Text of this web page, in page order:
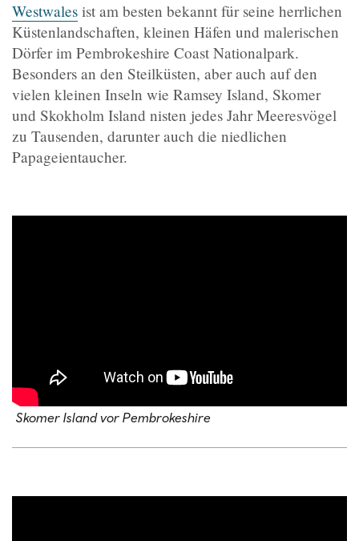
Westwales ist am besten bekannt für seine herrlichen
Küstenlandschaften, kleinen Häfen und malerischen
Dörfer im Pembrokeshire Coast Nationalpark.
Besonders an den Steilküsten, aber auch auf den
vielen kleinen Inseln wie Ramsey Island, Skomer
und Skokholm Island nisten jedes Jahr Meeresvögel
zu Tausenden, darunter auch die niedlichen
Papageientaucher.
Skomer Island vor Pembrokeshire